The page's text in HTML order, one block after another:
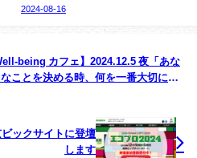
2024-08-16
being カフェ】2024.12.5 夜「あな
ことを決める時、何を一番大切にし
ックサイトに登壇
します